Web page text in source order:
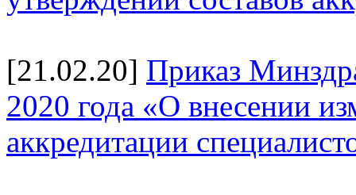
[21.02.20] Приказ
2020 года «О внесении
аккредитации